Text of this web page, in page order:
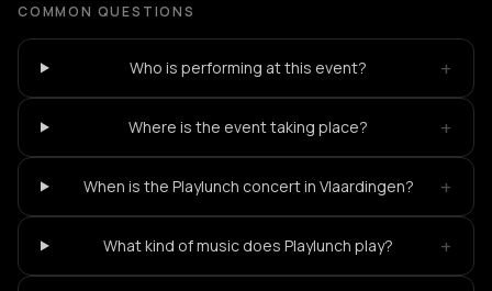
COMMON QUESTIONS
Who is performing at this event? +
Where is the event taking place? +
When is the Playlunch concert in Vlaardingen? +
What kind of music does Playlunch play? +